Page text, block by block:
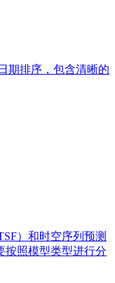
期排序，包含清晰的
）和时空序列预测
按照模型类型进行分